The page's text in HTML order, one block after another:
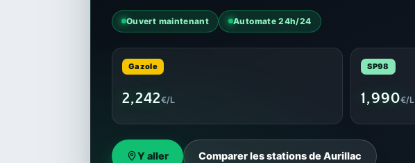
Ouvert maintenant Automate 24h/24
Gazole
2,242€/L
SP98
1,990€/L
Y aller Comparer les stations de Aurillac